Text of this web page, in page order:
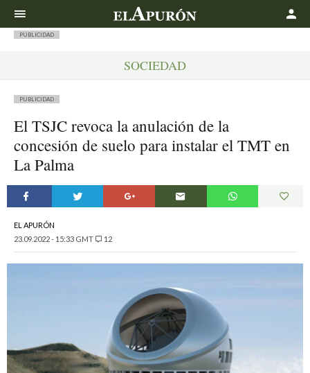
PUBLICIDAD
SOCIEDAD
PUBLICIDAD
El TSJC revoca la anulación de la
concesión de suelo para instalar el TMT en
La Palma
EL APURÓN
23.09.2022 - 15:33 GMT
12